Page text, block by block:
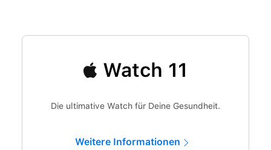
Watch 11
Die ultimative Watch für Deine Gesundheit.
Weitere Informationen